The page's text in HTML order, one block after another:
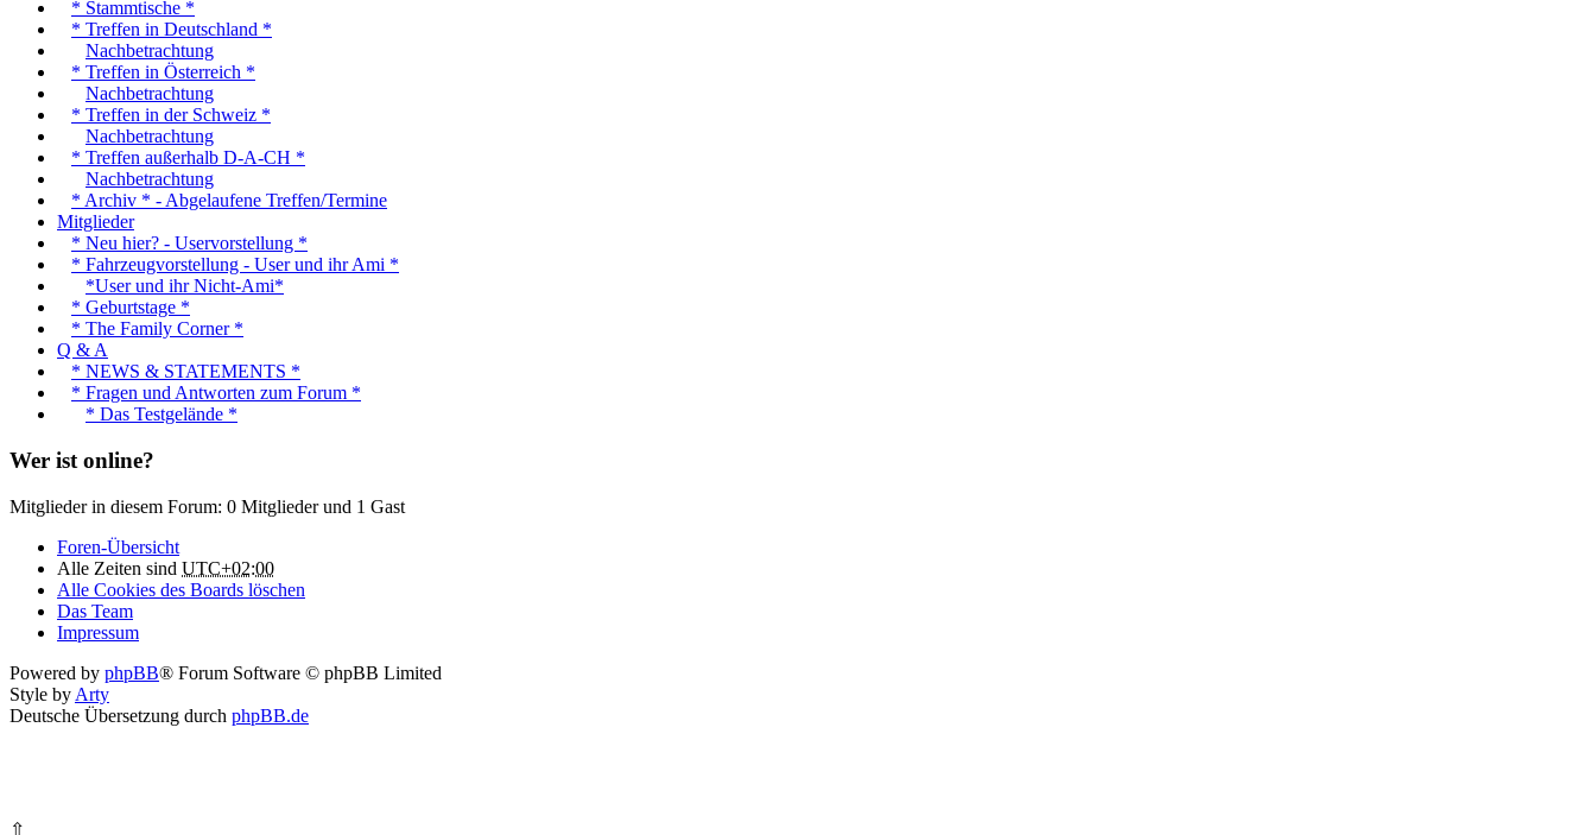
* Stammtische *
* Treffen in Deutschland *
Nachbetrachtung
* Treffen in Österreich *
Nachbetrachtung
* Treffen in der Schweiz *
Nachbetrachtung
* Treffen außerhalb D-A-CH *
Nachbetrachtung
* Archiv * - Abgelaufene Treffen/Termine
Mitglieder
* Neu hier? - Uservorstellung *
* Fahrzeugvorstellung - User und ihr Ami *
*User und ihr Nicht-Ami*
* Geburtstage *
* The Family Corner *
Q & A
* NEWS & STATEMENTS *
* Fragen und Antworten zum Forum *
* Das Testgelände *
Wer ist online?
Mitglieder in diesem Forum: 0 Mitglieder und 1 Gast
Foren-Übersicht
Alle Zeiten sind UTC+02:00
Alle Cookies des Boards löschen
Das Team
Impressum
Powered by phpBB® Forum Software © phpBB Limited
Style by Arty
Deutsche Übersetzung durch phpBB.de
⇧